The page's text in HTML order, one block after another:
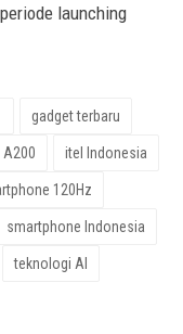
launching
gadget terbaru
itel Indonesia
120Hz
smartphone Indonesia
teknologi AI